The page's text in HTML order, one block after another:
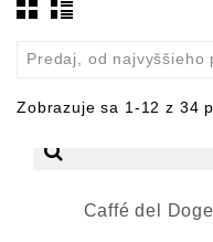
Predaj, od najvyššieho
Zobrazuje sa 1-12 z 34
Caffé del